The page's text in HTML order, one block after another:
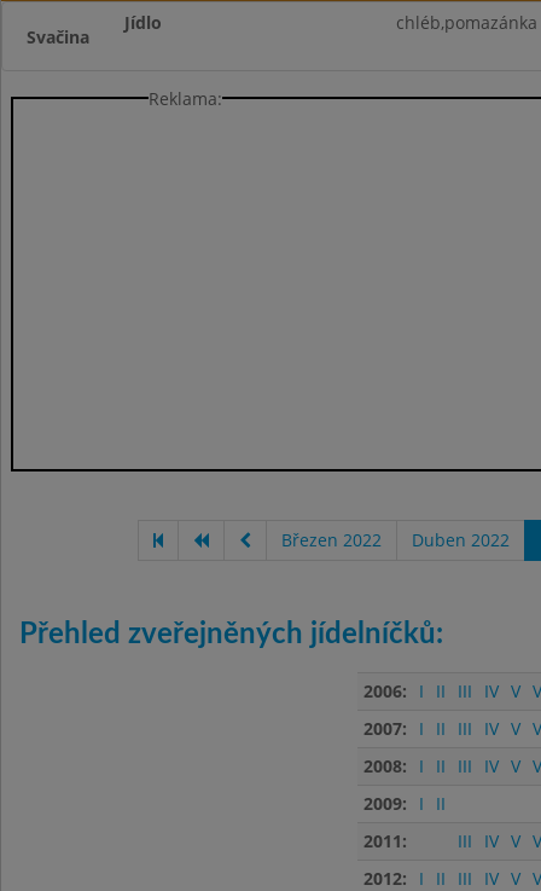
Svačina
Jídlo
Reklama:
Březen 2022 Duben 2022
Přehled zveřejněných jídelníčků:
2006: I II III IV V
2007:
I II III IV V
2008:
I II III IV V
2009:
I
II
2011:
III IV V
2012:
I II III IV V